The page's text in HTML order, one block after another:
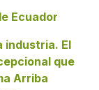
Ecuador
industria. El
que
Arriba